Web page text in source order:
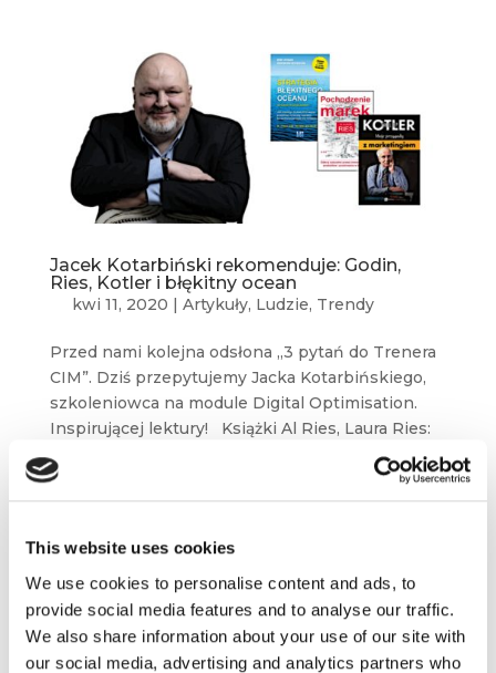
This website uses cookies
We use cookies to personalise content and ads, to
provide social media features and to analyse our traffic.
We also share information about your use of our site with
our social media, advertising and analytics partners who
Jacek Kotarbiński rekomenduje: Godin,
Ries, Kotler i błękitny ocean
kwi 11, 2020 Artykuły, Ludzie, Trendy
Przed nami kolejna odsłona „3 pytań do Trenera
CIM”. Dziś przepytujemy Jacka Kotarbińskiego,
szkoleniowca na module Digital Optimisation.
Inspirującej lektury! Książki Al Ries, Laura Ries:
Pochodzenie marek W zasadzie obowiązkowa...